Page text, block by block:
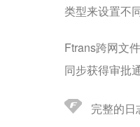
类型来设置不
Ftrans跨网文
同步获得审批
完整的日